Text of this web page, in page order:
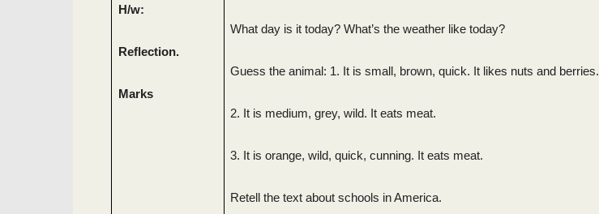
H/w:
Reflection.
Marks
What day is it today? What’s the weather like today?
Guess the animal: 1. It is small, brown, quick. It likes nuts and berries.
2. It is medium, grey, wild. It eats meat.
3. It is orange, wild, quick, cunning. It eats meat.
Retell the text about schools in America.